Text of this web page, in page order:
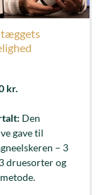
kr.
Den
gave til
– 3
druesorter og